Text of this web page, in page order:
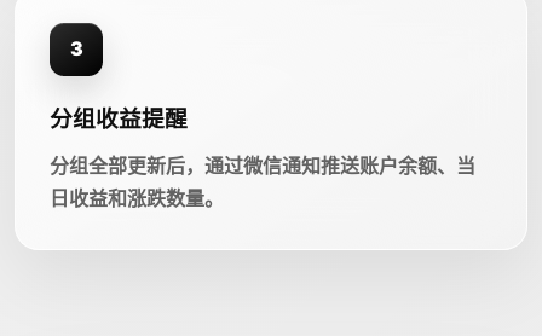
3
分组收益提醒
分组全部更新后，通过微信通知推送账户余额、当
日收益和涨跌数量。